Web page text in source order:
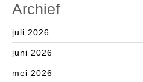
Archief
juli 2026
juni 2026
mei 2026